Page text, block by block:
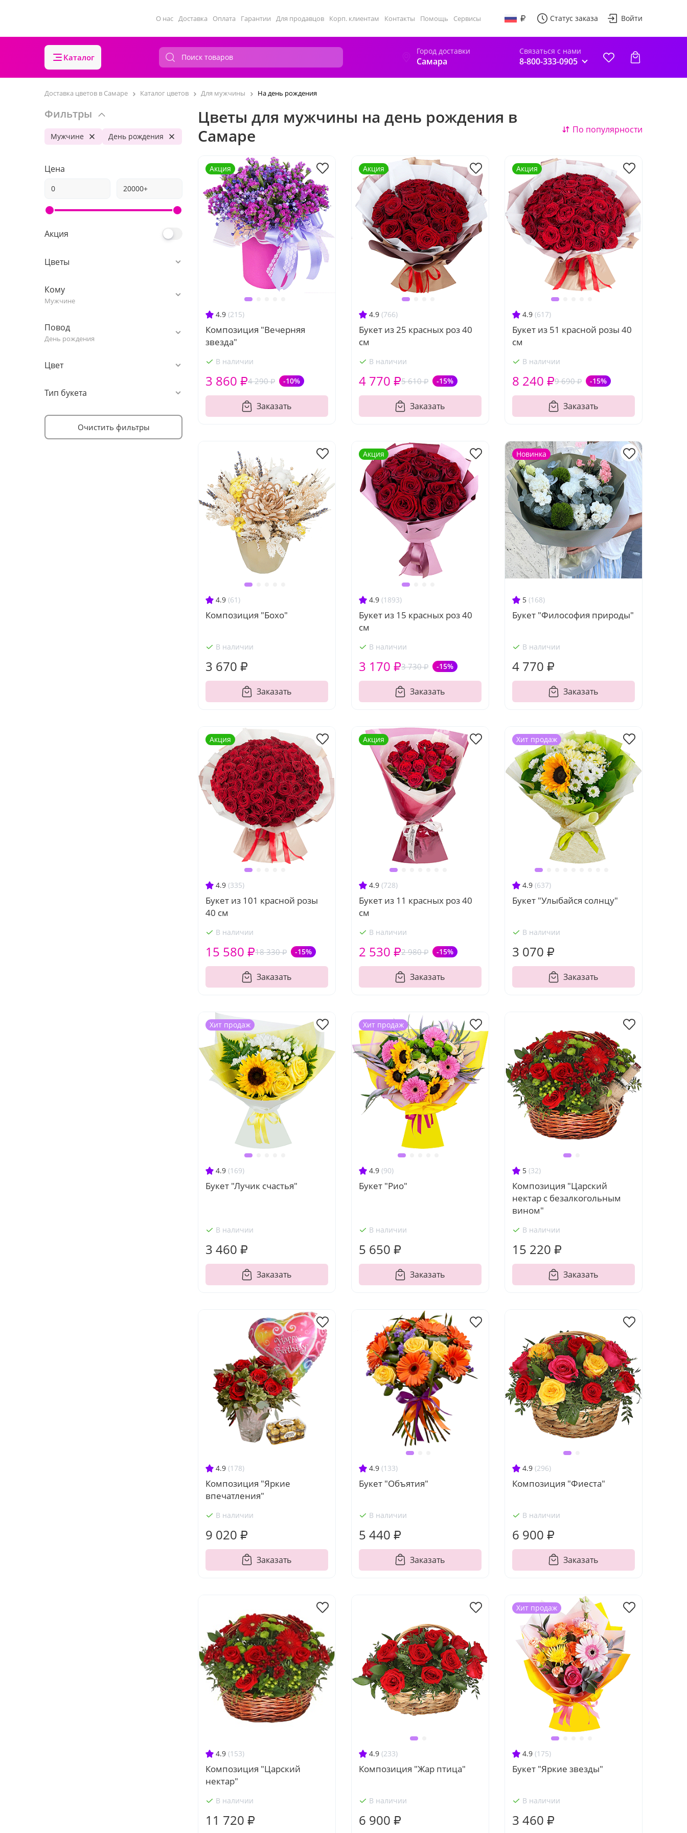
О нас Доставка Оплата Гарантии Для продавцов Корп. клиентам Контакты Помощь Сервисы Статус заказа Войти
Каталог
Город доставки
Самара
Связаться с нами
8-800-333-0905
Доставка цветов в Самаре Каталог цветов Для мужчины На день рождения
Фильтры
Мужчине День рождения
Цена
Акция
Цветы
Кому
Мужчине
Повод
День рождения
Цвет
Тип букета
Очистить фильтры
Цветы для мужчины на день рождения в
Самаре
По популярности
4.9 (215)
Композиция "Вечерняя
звезда"
В наличии
4 290 ₽ -10%
3 860 ₽
Заказать
Акция
4.9 (766)
Букет из 25 красных роз 40
см
В наличии
5 610 ₽ -15%
4 770 ₽
Заказать
Акция
4.9 (617)
Букет из 51 красной розы 40
см
В наличии
9 690 ₽ -15%
8 240 ₽
Заказать
Акция
4.9 (61)
Композиция "Бохо"
В наличии
3 670 ₽
Заказать
4.9 (1893)
Букет из 15 красных роз 40
см
В наличии
3 730 ₽ -15%
3 170 ₽
Заказать
Акция
5 (168)
Букет "Философия природы"
В наличии
4 770 ₽
Заказать
Новинка
4.9 (335)
Букет из 101 красной розы
40 см
В наличии
18 330 ₽ -15%
15 580 ₽
Заказать
Акция
4.9 (728)
Букет из 11 красных роз 40
см
В наличии
2 980 ₽ -15%
2 530 ₽
Заказать
Акция
4.9 (637)
Букет "Улыбайся солнцу"
В наличии
3 070 ₽
Заказать
Хит продаж
4.9 (169)
Букет "Лучик счастья"
В наличии
3 460 ₽
Заказать
Хит продаж
4.9 (90)
Букет "Рио"
В наличии
5 650 ₽
Заказать
Хит продаж
5 (32)
Композиция "Царский
нектар с безалкогольным
вином"
В наличии
15 220 ₽
Заказать
4.9 (178)
Композиция "Яркие
впечатления"
В наличии
9 020 ₽
Заказать
4.9 (133)
Букет "Объятия"
В наличии
5 440 ₽
Заказать
4.9 (296)
Композиция "Фиеста"
В наличии
6 900 ₽
Заказать
4.9 (153)
Композиция "Царский
нектар"
В наличии
11 720 ₽
4.9 (233)
Композиция "Жар птица"
В наличии
6 900 ₽
4.9 (175)
Букет "Яркие звезды"
В наличии
3 460 ₽
Хит продаж